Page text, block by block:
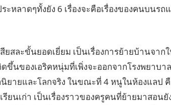
หลาดๆทั้งยัง 6 เรื่องจะคือเรื่องของคนบนรถ
สละขั้นยอดเยี่ยม เป็นเรื่องการย้ายบ้านจาก
นของเอริคหนุ่มที่เพิ่งจะออกจากโรงพยาบา
ยายและโลกจริง ในขณะที่ 4 หนูในห้องแลป คื
ยนเก่า เป็นเรื่องราวของครูคนที่ย้ายมาสอน